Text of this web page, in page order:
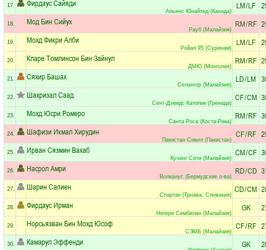
17. Фирдаус Сайяди
Альянс Юнайтед (Канада)
LM/LF
18. Мод Бин Сийух
Рауб (Малайзия)
RM/RF
19. Мохд Фикри Алби
Ройал 95 (Суринам)
LM/LF
20. Кларе Томлинсон Бин Зайнул
ДМЮ (Монголия)
RM/RF
21. Сяхир Башах
Селангор (Малайзия)
LD/LM
22. Шахризал Саад
Сент-Дэвидс Католик (Гренада)
CF/CM
23. Мохд Юсри Ромеро
Санта Роса (Коста-Рика)
RM/RF
24. Шафизи Икмал Хирудин
Пакистан Сивил (Пакистан)
CF/RF
25. Ирван Сязмин Вахаб
Кучинг Сити (Малайзия)
CM/CF
26. Насрол Амри
Волканус (Бермудские о-ва)
RD/CD
27. Шарин Сапиен
Спартак (Трнава, Словакия)
CD/CM
28. Фирдаус Ирман
Негери Сембилан (Малайзия)
GK
29. Норсьязван Бин Мохд Юсоф
СЭМБ (Малайзия)
CF/RF
30. Камарул Эффенди GK